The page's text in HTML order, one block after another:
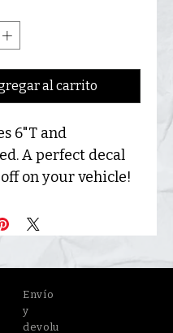
al carrito
6"T and
A perfect decal
on your vehicle!
Envío
y
devolu